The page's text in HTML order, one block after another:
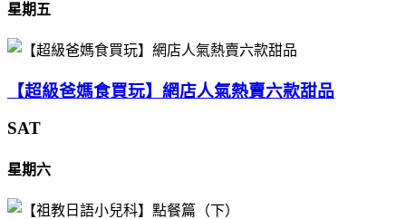
星期五
【超級爸媽食買玩】網店人氣熱賣六款甜品
SAT
星期六